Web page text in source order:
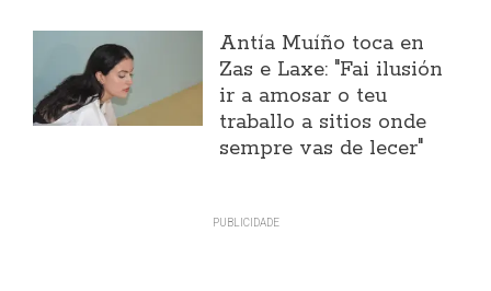
Antía Muíño toca en
Zas e Laxe: "Fai ilusión
ir a amosar o teu
traballo a sitios onde
sempre vas de lecer"